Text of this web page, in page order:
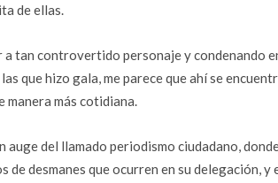
de ellas.
a tan controvertido personaje y condenando
que hizo gala, me parece que ahí se
manera más cotidiana.
auge del llamado periodismo ciudadano,
de desmanes que ocurren en su delegación, y